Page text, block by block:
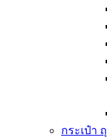
กระเป๋า